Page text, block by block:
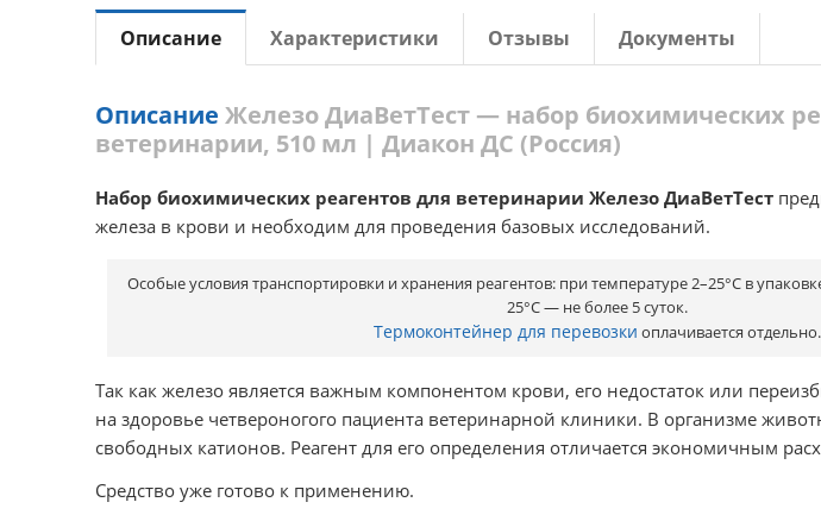
Описание Характеристики Отзывы Документы
Описание Железо ДиаВетТест — набор биохимических
ветеринарии, 510 мл | Диакон ДС (Россия)
Набор биохимических реагентов для ветеринарии Железо ДиаВетТест
железа в крови и необходим для проведения базовых исследований.
Особые условия транспортировки и хранения реагентов: при температуре 2–25°С в
25°С — не более 5 суток.
Термоконтейнер для перевозки оплачивается отдельно.
Так как железо является важным компонентом крови, его недостаток или
на здоровье четвероногого пациента ветеринарной клиники. В организме
свободных катионов. Реагент для его определения отличается экономичным
Средство уже готово к применению.